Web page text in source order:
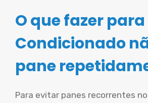
O que fazer
Condicionado
pane
Para evitar panes recorrentes